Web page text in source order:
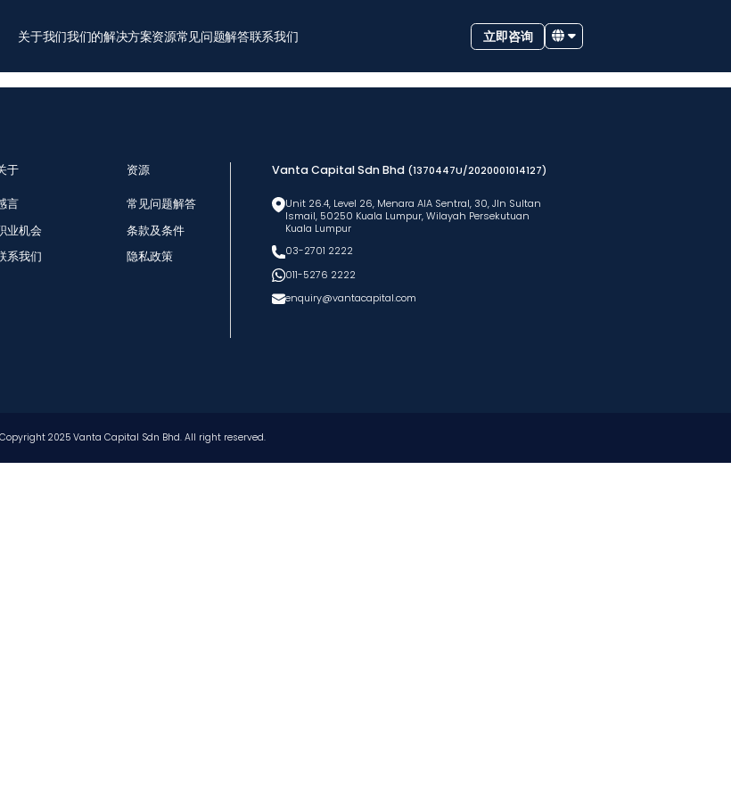
关于我们我们的解决方案资源常见问题解答联系我们 立即咨询
于
言
业机会
系我们
资源
常见问题解答
条款及条件
隐私政策
Vanta Capital Sdn Bhd (1370447U/2020001014127)
Unit 26.4, Level 26, Menara AlA Sentral, 30, Jln Sultan
Ismail, 50250 Kuala Lumpur, Wilayah Persekutuan
Kuala Lumpur
03-2701 2222
011-5276 2222
enquiry@vantacapital.com
Copyright 2025 Vanta Capital Sdn Bhd. All right reserved.